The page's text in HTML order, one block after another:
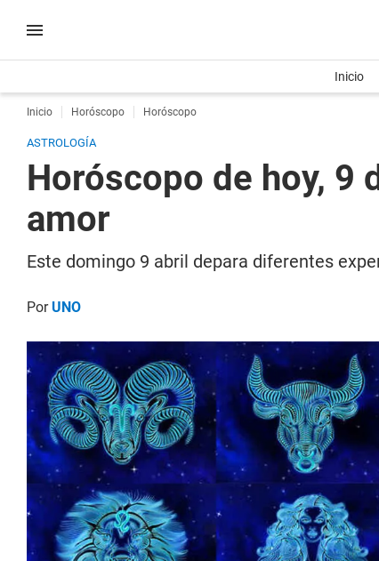
Inicio
Inicio Horóscopo Horóscopo
ASTROLOGÍA
Horóscopo de hoy, 9
amor
Este domingo 9 abril depara diferentes
PorUNO